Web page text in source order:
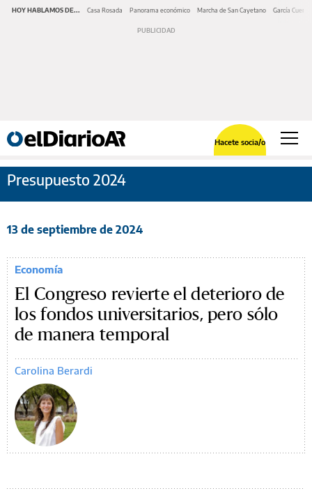
HOY HABLAMOS DE... Casa Rosada Panorama económico Marcha de San Cayetano García Cuerva
Hacete socia/o
Presupuesto 2024
13 de septiembre de 2024
Economía
El Congreso revierte el deterioro de
los fondos universitarios, pero sólo
de manera temporal
Carolina Berardi